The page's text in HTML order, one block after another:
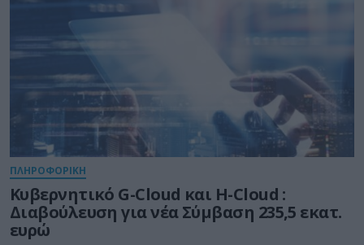
ΠΛΗΡΟΦΟΡΙΚΗ
Kυβερνητικό G-Cloud και H-Cloud :
Διαβούλευση για νέα Σύμβαση 235,5 εκατ.
ευρώ